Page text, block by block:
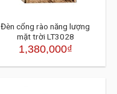
Đèn cổng rào năng lượng
mặt trời LT3028
1,380,000₫